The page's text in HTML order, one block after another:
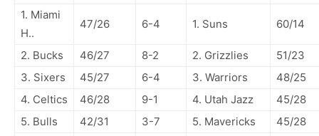
1. Miami
H..
47/26 6-4 1. Suns 60/14
2. Bucks 46/27 8-2 2. Grizzlies
51/23
3. Sixers
45/27 6-4 3. Warriors
48/25
4. Celtics
46/28 9-1 4. Utah Jazz
45/28
5. Bulls
42/31 3-7 5. Mavericks
45/28